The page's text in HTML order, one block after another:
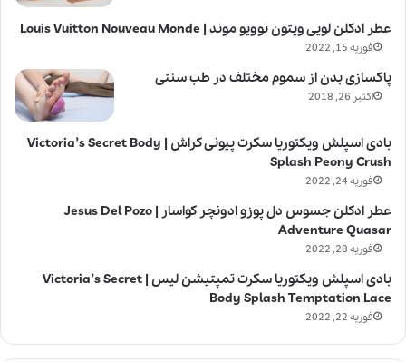
عطر ادکلن لویی ویتون نوویو موند | Louis Vuitton Nouveau Monde
فوریه 15, 2022
پاکسازی بدن از سموم مختلف در طب سنتی
اکتبر 26, 2018
بادی اسپلش ویکتوریا سکرت پیونی کراش | Victoria’s Secret Body
Splash Peony Crush
فوریه 24, 2022
عطر ادکلن جسوس دل پوزو ادونچر کواسار | Jesus Del Pozo
Adventure Quasar
فوریه 28, 2022
بادی اسپلش ویکتوریا سکرت تمپتیشن لیس | Victoria’s Secret
Body Splash Temptation Lace
فوریه 22, 2022